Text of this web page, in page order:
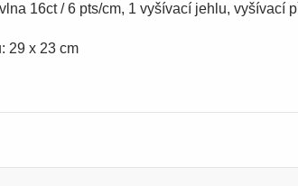
16ct / 6 pts/cm, 1 vyšívací jehlu, vyšívací
29 x 23 cm